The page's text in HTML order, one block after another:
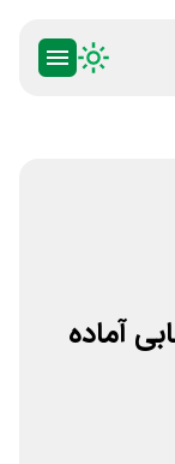
آماده